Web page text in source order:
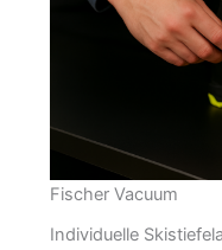
Fischer Vacuum
Individuelle